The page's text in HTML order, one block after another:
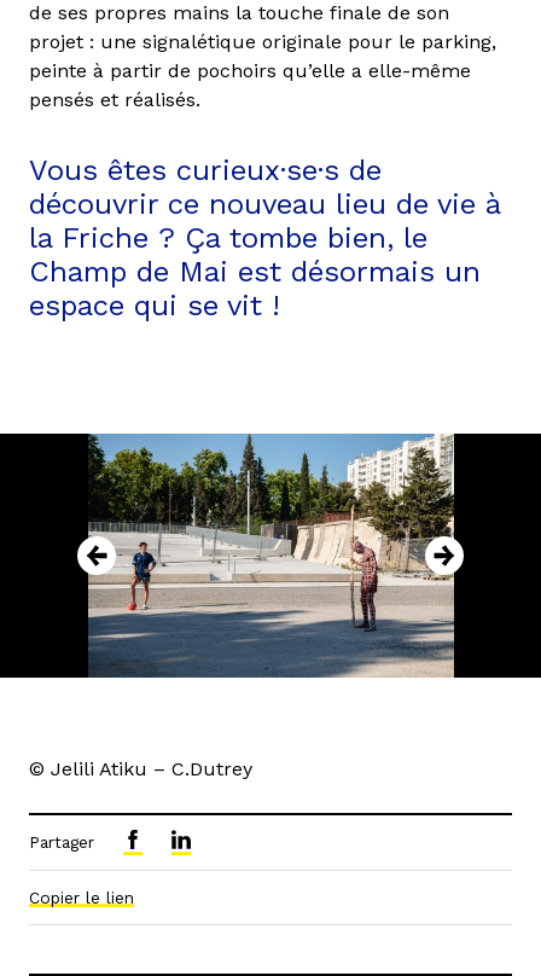
de ses propres mains la touche finale de son
projet : une signalétique originale pour le parking,
peinte à partir de pochoirs qu’elle a elle-même
pensés et réalisés.
Vous êtes curieux·se·s de
découvrir ce nouveau lieu de vie à
la Friche ? Ça tombe bien, le
Champ de Mai est désormais un
espace qui se vit !
© Jelili Atiku – C.Dutrey
Partager
Copier le lien